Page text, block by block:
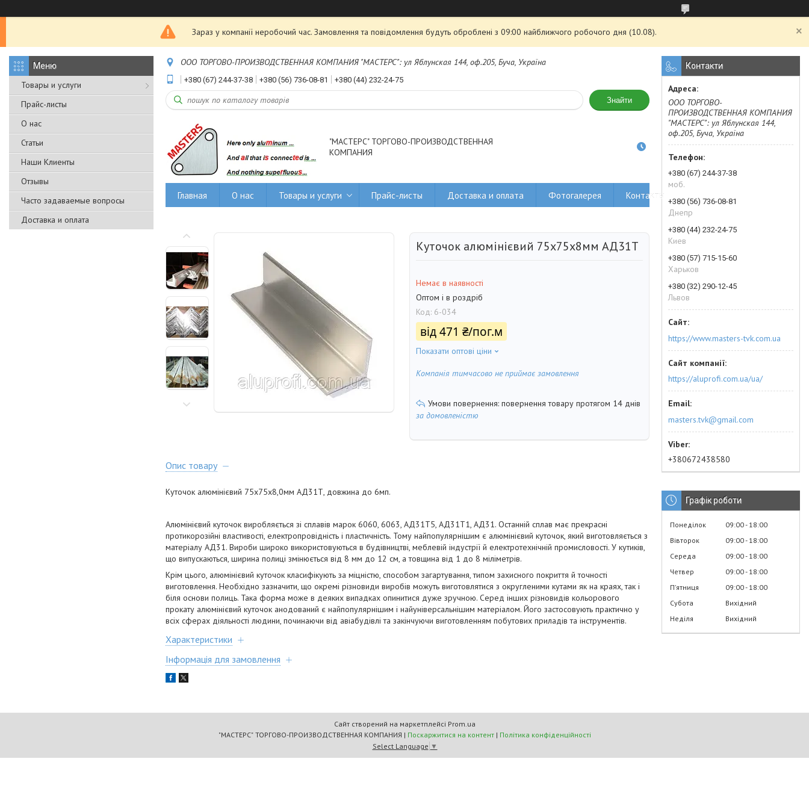
Зараз у компанії неробочий час. Замовлення та повідомлення будуть оброблені з 09:00 найближчого робочого дня (10.08).
Товары и услуги
Прайс-листы
О нас
Статьи
Наши Клиенты
Отзывы
Часто задаваемые вопросы
Доставка и оплата
ООО ТОРГОВО-ПРОИЗВОДСТВЕННАЯ КОМПАНИЯ "МАСТЕРС": ул Яблунская 144, оф.205, Буча, Україна
+380 (67) 244-37-38 +380 (56) 736-08-81 +380 (44) 232-24-75
Знайти
"МАСТЕРС" ТОРГОВО-ПРОИЗВОДСТВЕННАЯ
КОМПАНИЯ
Главная О нас Товары и услуги Прайс-листы Доставка и оплата Фотогалерея Контакты
Куточок алюмінієвий 75х75х8мм АД31Т
Немає в наявності
Оптом і в роздріб
Код: 6-034
від471 ₴/пог.м
Показати оптові ціни
Компанія тимчасово не приймає замовлення
повернення товару протягом 14 днів
за домовленістю
Опис товару
Куточок алюмінієвий 75х75х8,0мм АД31Т, довжина до 6мп.
Алюмінієвий куточок виробляється зі сплавів марок 6060, 6063, АД31Т5, АД31Т1, АД31. Останній сплав має прекрасні
протикорозійні властивості, електропровідність і пластичність. Тому найпопулярнішим є алюмінієвий куточок, який виготовляється з
матеріалу АД31. Вироби широко використовуються в будівництві, меблевій індустрії й електротехнічній промисловості. У кутиків,
що випускаються, ширина полиці змінюється від 8 мм до 12 см, а товщина від 1 до 8 міліметрів.
Крім цього, алюмінієвий куточок класифікують за міцністю, способом загартування, типом захисного покриття й точності
виготовлення. Необхідно зазначити, що окремі різновиди виробів можуть виготовлятися з округленими кутами як на краях, так і
біля основи полиць. Така форма може в деяких випадках опинитися дуже зручною. Серед інших різновидів кольорового
прокату алюмінієвий куточок анодований є найпопулярнішим і найуніверсальнішим матеріалом. Його застосовують практично у
всіх сферах діяльності людини, починаючи від авіабудівлі та закінчуючи виготовленням побутових приладів та інструментів.
Характеристики
Інформація для замовлення
Контакти
ООО ТОРГОВО-
ПРОИЗВОДСТВЕННАЯ КОМПАНИЯ
"МАСТЕРС": ул Яблунская 144,
оф.205, Буча, Україна
+380 (67) 244-37-38
моб.
+380 (56) 736-08-81
Днепр
+380 (44) 232-24-75
Киев
+380 (57) 715-15-60
Харьков
+380 (32) 290-12-45
Львов
https://www.masters-tvk.com.ua
https://aluprofi.com.ua/ua/
masters.tvk@gmail.com
+380672438580
Графік роботи
Понеділок 09:00 18:00
Вівторок
09:00 18:00
Середа
09:00 18:00
Четвер
09:00 18:00
Пʼятниця
09:00 18:00
Субота
Вихідний
Неділя
Вихідний
Сайт створений на маркетплейсі Prom.ua
"МАСТЕРС" ТОРГОВО-ПРОИЗВОДСТВЕННАЯ КОМПАНИЯ | Поскаржитися на контент | Політика конфіденційності
Select Language ▼